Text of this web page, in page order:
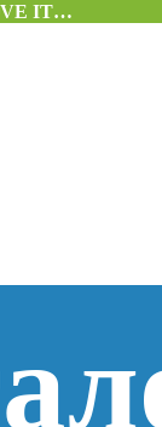
IT…